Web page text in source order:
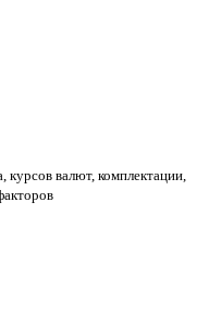
курсов валют, комплектации,